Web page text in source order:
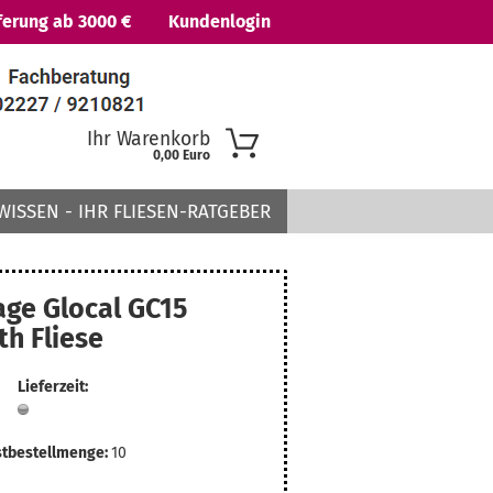
ab 3000 € Kundenlogin
erstellen
vergessen?
Ihr Warenkorb
0,00 Euro
- IHR FLIESEN-RATGEBER
Glocal GC15
Fliese
Lieferzeit:
10